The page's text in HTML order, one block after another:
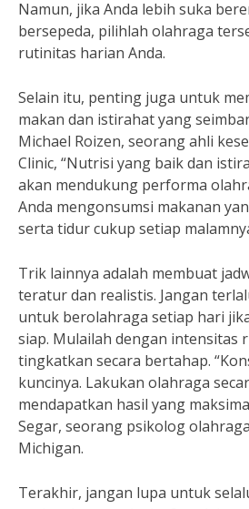
Namun, jika Anda lebih suka
bersepeda, pilihlah olahraga
rutinitas harian Anda.
Selain itu, penting juga untuk
makan dan istirahat yang
Michael Roizen, seorang ahli
Clinic, “Nutrisi yang baik dan
akan mendukung performa
Anda mengonsumsi makanan
serta tidur cukup setiap
Trik lainnya adalah membuat
teratur dan realistis. Jangan
untuk berolahraga setiap hari
siap. Mulailah dengan intensitas
tingkatkan secara bertahap.
kuncinya. Lakukan olahraga
mendapatkan hasil yang
Segar, seorang psikolog
Michigan.
Terakhir, jangan lupa untuk